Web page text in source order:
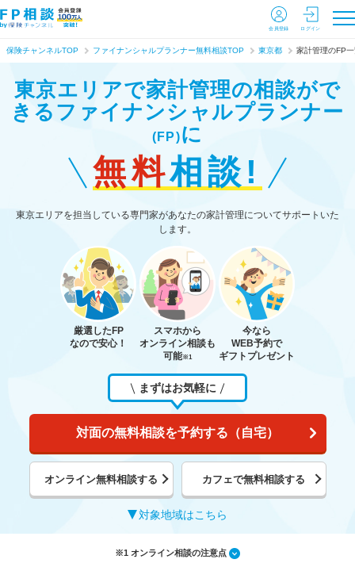
会員登録 ログイン
保険チャンネルTOP ファイナンシャルプランナー無料相談TOP 東京都 家計管理のFP
東京エリアで家計管理の相談がで
きる ファイナンシャルプランナー
(FP)に
無料相談!
東京エリアを担当している専門家があなたの家計管理についてサポートいた
します。
厳選したFP
なので安心！
スマホから
オンライン相談も
可能※1
今なら
WEB予約で
ギフトプレゼント
まずはお気軽に
対面の無料相談を予約する（自宅）
オンライン無料相談する カフェで無料相談する
対象地域はこちら
※1 オンライン相談の注意点